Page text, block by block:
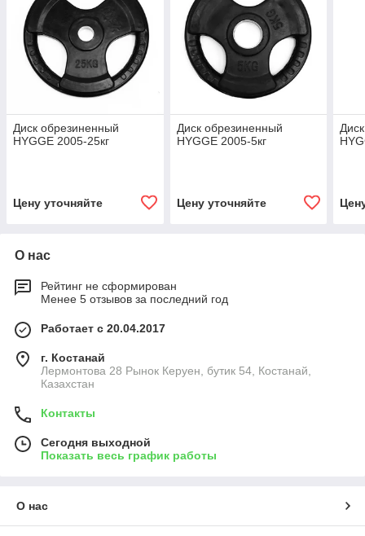
Диск обрезиненный
HYGGE 2005-25кг
Цену уточняйте
Диск обрезиненный
HYGGE 2005-5кг
Цену уточняйте
О нас
Рейтинг не сформирован
Менее 5 отзывов за последний год
Работает с 20.04.2017
г. Костанай
Лермонтова 28 Рынок Керуен, бутик 54, Костанай,
Казахстан
Контакты
Сегодня выходной
Показать весь график работы
О нас